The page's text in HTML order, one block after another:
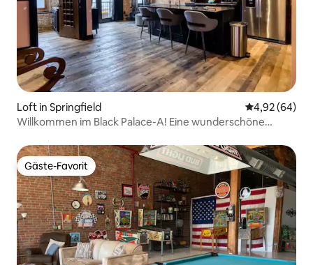
Loft in Springfield
4,92 (64)
Willkommen im Black Palace-A! Eine wunderschöne
Gäste-Favorit
Gäste-Favorit